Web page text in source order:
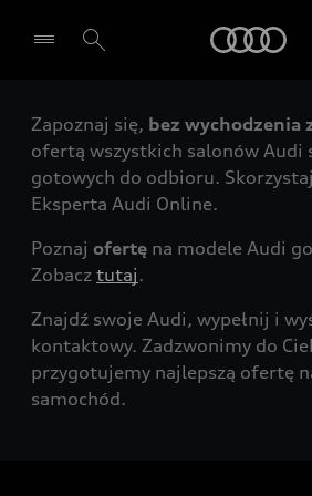
Wybierz Twojego Partnera
Zapoznaj się, bez wychodzenia
ofertą wszystkich salonów Audi
gotowych do odbioru.
Eksperta Audi Online.
Poznaj ofertę na modele Audi
Zobacz tutaj.
Znajdź swoje Audi, wypełnij i
kontaktowy. Zadzwonimy do
przygotujemy najlepszą ofertę
samochód.